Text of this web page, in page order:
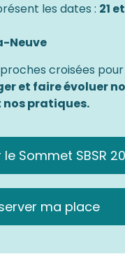
les dates : 21
Neuve
croisées pour
et faire évoluer
nos pratiques.
Sommet SBSR
ma place